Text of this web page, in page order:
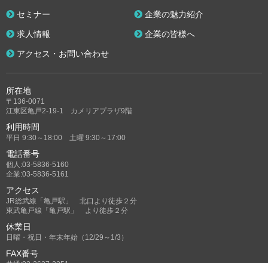
所在地
〒136-0071
江東区亀戸2-19-1 カメリアプラザ9階
利用時間
平日 9:30～18:00 土曜 9:30～17:00
電話番号
個人:03-5836-5160
企業:03-5836-5161
アクセス
JR総武線「亀戸駅」 北口より徒歩２分
東武亀戸線「亀戸駅」 より徒歩２分
休業日
日曜・祝日・年末年始（12/29～1/3）
FAX番号
セミナー 企業の魅力紹介
求人情報 企業の皆様へ
アクセス・お問い合わせ